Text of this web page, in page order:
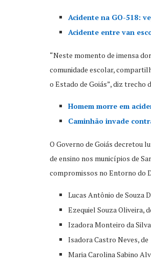
Acidente na GO-518:
Acidente entre van
“Neste momento de imensa
comunidade escolar,
o Estado de Goiás”, diz trecho
Homem morre em
Caminhão invade
O Governo de Goiás decretou
de ensino nos municípios de
compromissos no Entorno do
Lucas Antônio de Souza
Ezequiel Souza Oliveira,
Izadora Monteiro da
Isadora Castro Neves, de
Maria Carolina Sabino